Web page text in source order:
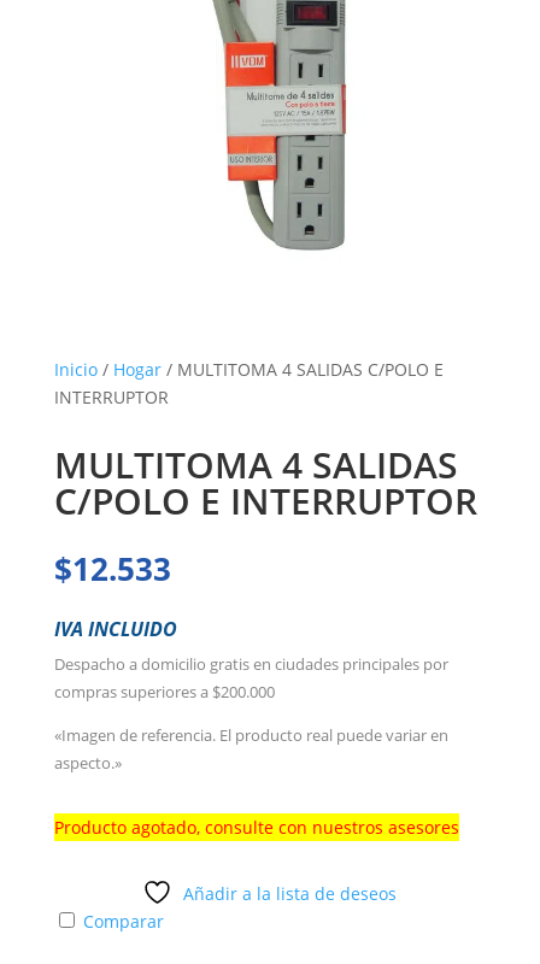
Inicio/ Hogar/ MULTITOMA 4 SALIDAS C/POLO E
INTERRUPTOR
MULTITOMA 4 SALIDAS
C/POLO E INTERRUPTOR
$12.533
IVA INCLUIDO
Despacho a domicilio gratis en ciudades principales por
compras superiores a $200.000
«Imagen de referencia. El producto real puede variar en
aspecto.»
Producto agotado, consulte con nuestros asesores
Añadir a la lista de deseos
Comparar